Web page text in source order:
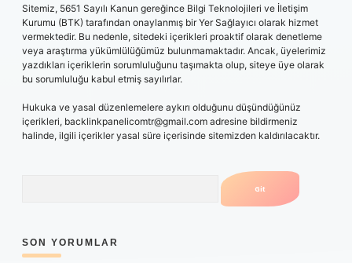
Sitemiz, 5651 Sayılı Kanun gereğince Bilgi Teknolojileri ve İletişim
Kurumu (BTK) tarafından onaylanmış bir Yer Sağlayıcı olarak hizmet
vermektedir. Bu nedenle, sitedeki içerikleri proaktif olarak denetleme
veya araştırma yükümlülüğümüz bulunmamaktadır. Ancak, üyelerimiz
yazdıkları içeriklerin sorumluluğunu taşımakta olup, siteye üye olarak
bu sorumluluğu kabul etmiş sayılırlar.
Hukuka ve yasal düzenlemelere aykırı olduğunu düşündüğünüz
içerikleri, backlinkpanelicomtr@gmail.com adresine bildirmeniz
halinde, ilgili içerikler yasal süre içerisinde sitemizden kaldırılacaktır.
SON YORUMLAR